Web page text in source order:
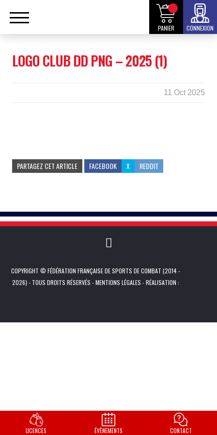
PANIER CONNEXION
LOGO CLUB DD PNG – 2025 (1)
11 Oct 2025
PARTAGEZ CET ARTICLE FACEBOOK X REDDIT
COPYRIGHT © FÉDÉRATION FRANÇAISE DE SPORTS DE COMBAT (2014 -
2026) - TOUS DROITS RÉSERVÉS -MENTIONS LÉGALES - RÉALISATION :
LICENCES ÉVÈNEMENTS CONTACT